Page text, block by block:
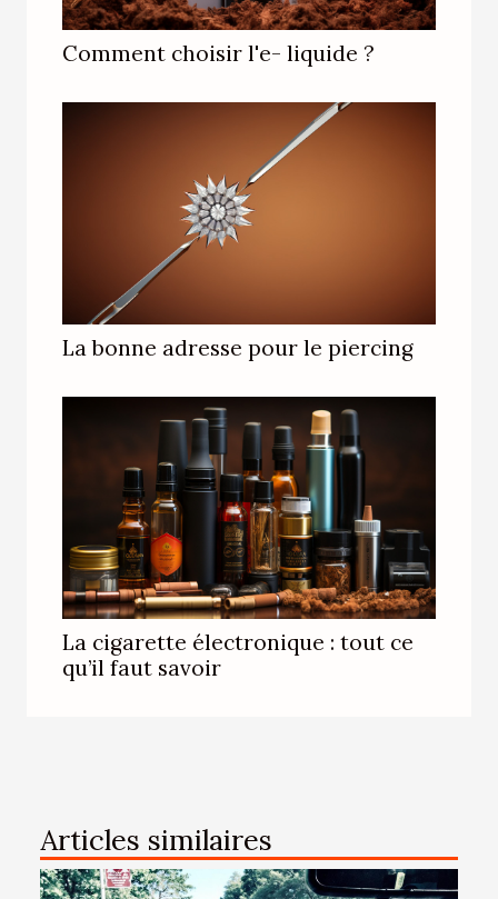
Comment choisir l'e- liquide ?
La bonne adresse pour le piercing
La cigarette électronique : tout ce
qu’il faut savoir
Articles similaires